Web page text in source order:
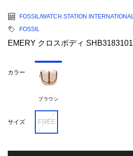
FOSSIL/WATCH STATION INTERNATIONAL
FOSSIL
EMERY クロスボディ SHB3183101
カラー
ブラウン
サイズ FREE